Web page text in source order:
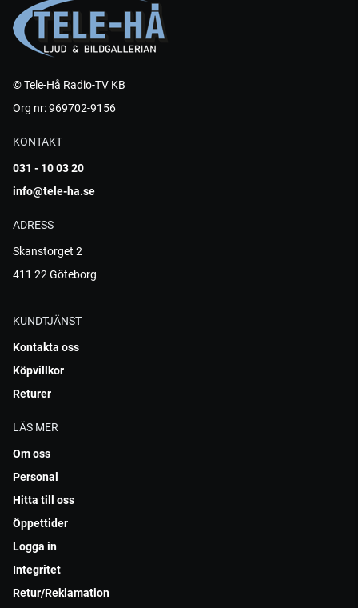
© Tele-Hå Radio-TV KB
Org nr: 969702-9156
KONTAKT
031 - 10 03 20
info@tele-ha.se
ADRESS
Skanstorget 2
411 22 Göteborg
KUNDTJÄNST
Kontakta oss
Köpvillkor
Returer
LÄS MER
Om oss
Personal
Hitta till oss
Öppettider
Logga in
Integritet
Retur/Reklamation